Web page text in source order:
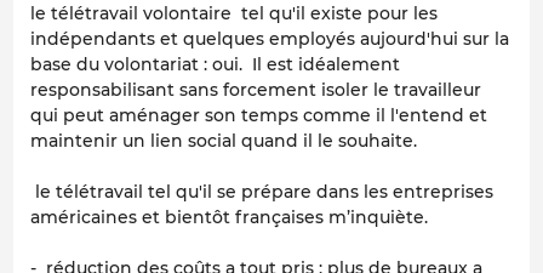
le télétravail volontaire tel qu'il existe pour les
indépendants et quelques employés aujourd'hui sur la
base du volontariat : oui. Il est idéalement
responsabilisant sans forcement isoler le travailleur
qui peut aménager son temps comme il l'entend et
maintenir un lien social quand il le souhaite.
le télétravail tel qu'il se prépare dans les entreprises
américaines et bientôt françaises m’inquiète.
- réduction des coûts a tout pris : plus de bureaux a